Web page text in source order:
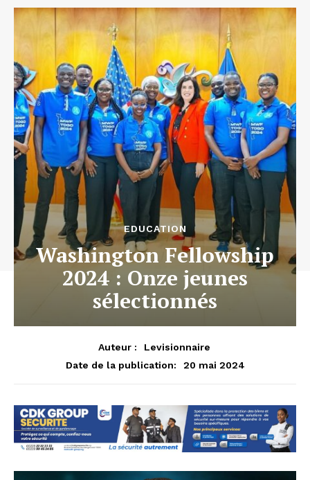
EDUCATION
Washington Fellowship
2024 : Onze jeunes
sélectionnés
Auteur :
Levisionnaire
Date de la publication:
20 mai 2024